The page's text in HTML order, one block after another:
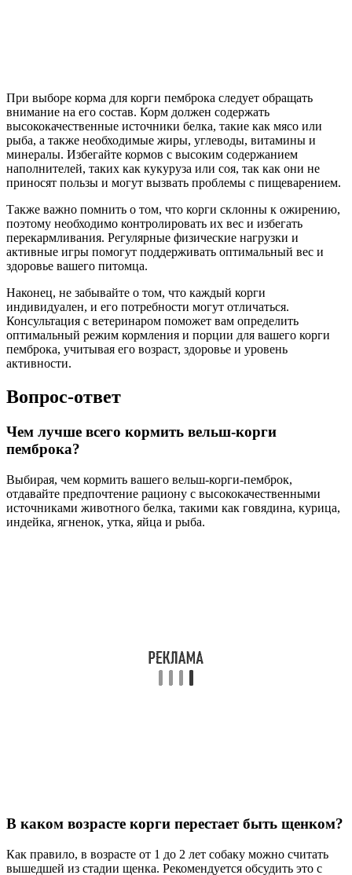
При выборе корма для корги пемброка следует обращать
внимание на его состав. Корм должен содержать
высококачественные источники белка, такие как мясо или
рыба, а также необходимые жиры, углеводы, витамины и
минералы. Избегайте кормов с высоким содержанием
наполнителей, таких как кукуруза или соя, так как они не
приносят пользы и могут вызвать проблемы с пищеварением.
Также важно помнить о том, что корги склонны к ожирению,
поэтому необходимо контролировать их вес и избегать
перекармливания. Регулярные физические нагрузки и
активные игры помогут поддерживать оптимальный вес и
здоровье вашего питомца.
Наконец, не забывайте о том, что каждый корги
индивидуален, и его потребности могут отличаться.
Консультация с ветеринаром поможет вам определить
оптимальный режим кормления и порции для вашего корги
пемброка, учитывая его возраст, здоровье и уровень
активности.
Вопрос-ответ
Чем лучше всего кормить вельш-корги
пемброка?
Выбирая, чем кормить вашего вельш-корги-пемброк,
отдавайте предпочтение рациону с высококачественными
источниками животного белка, такими как говядина, курица,
индейка, ягненок, утка, яйца и рыба.
В каком возрасте корги перестает быть щенком?
Как правило, в возрасте от 1 до 2 лет собаку можно считать
вышедшей из стадии щенка. Рекомендуется обсудить это с